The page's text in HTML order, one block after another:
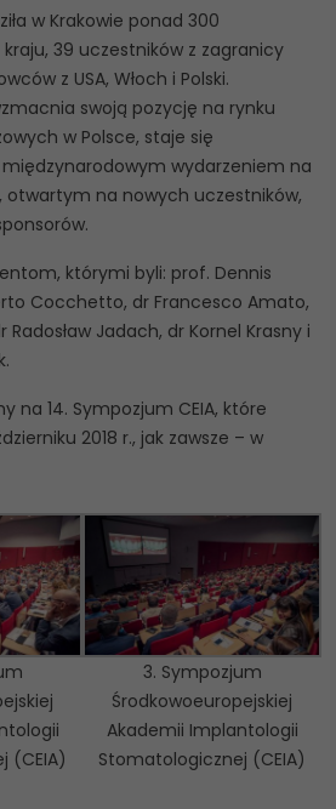
w Krakowie ponad 300
39 uczestników z zagranicy
z USA, Włoch i Polski.
swoją pozycję na rynku
w Polsce, staje się
wydarzeniem na
otwartym na nowych uczestników,
którymi byli: prof. Dennis
Cocchetto, dr Francesco Amato,
Radosław Jadach, dr Kornel Krasny i
na 14. Sympozjum CEIA, które
2018 r., jak zawsze – w
(CEIA)
3. Sympozjum
Środkowoeuropejskiej
Akademii Implantologii
Stomatologicznej (CEIA)